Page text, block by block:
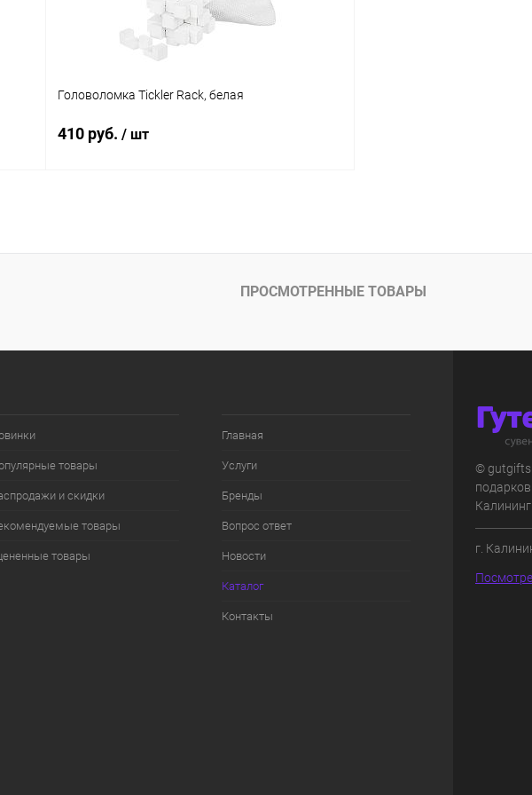
Головоломка Tickler Rack, белая
410 руб. / шт
Купить в 1 клик К сравнению
В наличии
ПРОСМОТРЕННЫЕ ТОВАРЫ
товары
и скидки
товары
товары
Главная
Услуги
Бренды
Вопрос ответ
Новости
Каталог
Контакты
©
г.